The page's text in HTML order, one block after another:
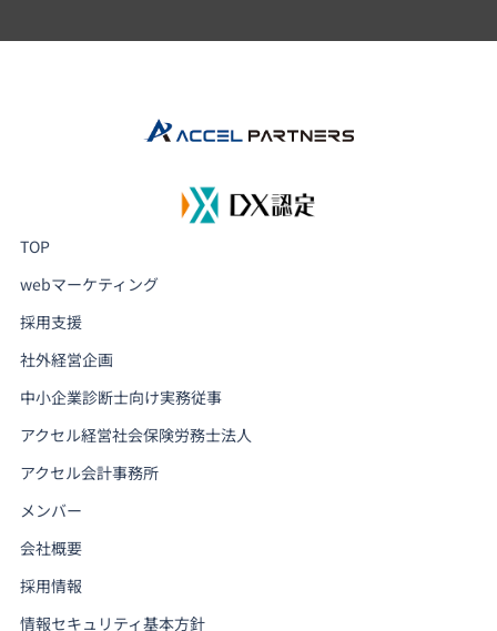
TOP
webマーケティング
採用支援
社外経営企画
中小企業診断士向け実務従事
アクセル経営社会保険労務士法人
アクセル会計事務所
メンバー
会社概要
採用情報
情報セキュリティ基本方針